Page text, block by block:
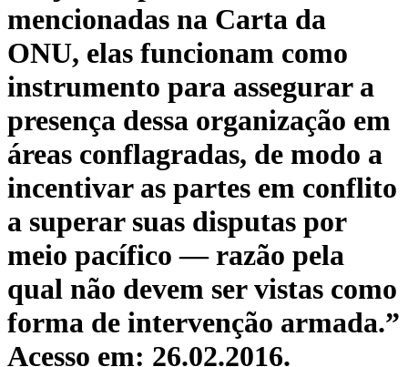
mencionadas na Carta da
ONU, elas funcionam como
instrumento para assegurar a
presença dessa organização em
áreas conflagradas, de modo a
incentivar as partes em conflito
a superar suas disputas por
meio pacífico — razão pela
qual não devem ser vistas como
forma de intervenção armada.”
Acesso em: 26.02.2016.